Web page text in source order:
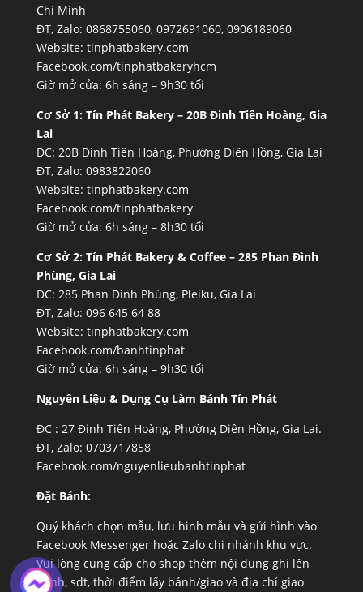
Chí Minh
ĐT, Zalo: 0868755060, 0972691060, 0906189060
Website: tinphatbakery.com
Facebook.com/tinphatbakeryhcm
Giờ mở cửa: 6h sáng – 9h30 tối
Cơ Sở 1: Tín Phát Bakery – 20B Đinh Tiên Hoàng, Gia
Lai
ĐC: 20B Đinh Tiên Hoàng, Phường Diên Hồng, Gia Lai
ĐT, Zalo: 0983822060
Website: tinphatbakery.com
Facebook.com/tinphatbakery
Giờ mở cửa: 6h sáng – 8h30 tối
Cơ Sở 2: Tín Phát Bakery & Coffee – 285 Phan Đình
Phùng, Gia Lai
ĐC: 285 Phan Đình Phùng, Pleiku, Gia Lai
ĐT, Zalo: 096 645 64 88
Website: tinphatbakery.com
Facebook.com/banhtinphat
Giờ mở cửa: 6h sáng – 9h30 tối
Nguyên Liệu & Dụng Cụ Làm Bánh Tín Phát
ĐC : 27 Đinh Tiên Hoàng, Phường Diên Hồng, Gia Lai.
ĐT, Zalo: 0703717858
Facebook.com/nguyenlieubanhtinphat
Đặt Bánh:
Quý khách chọn mẫu, lưu hình mẫu và gửi hình vào
Facebook Messenger hoặc Zalo chi nhánh khu vực.
Vui lòng cung cấp cho shop thêm nội dung ghi lên
bánh, sdt, thời điểm lấy bánh/giao và địa chỉ giao